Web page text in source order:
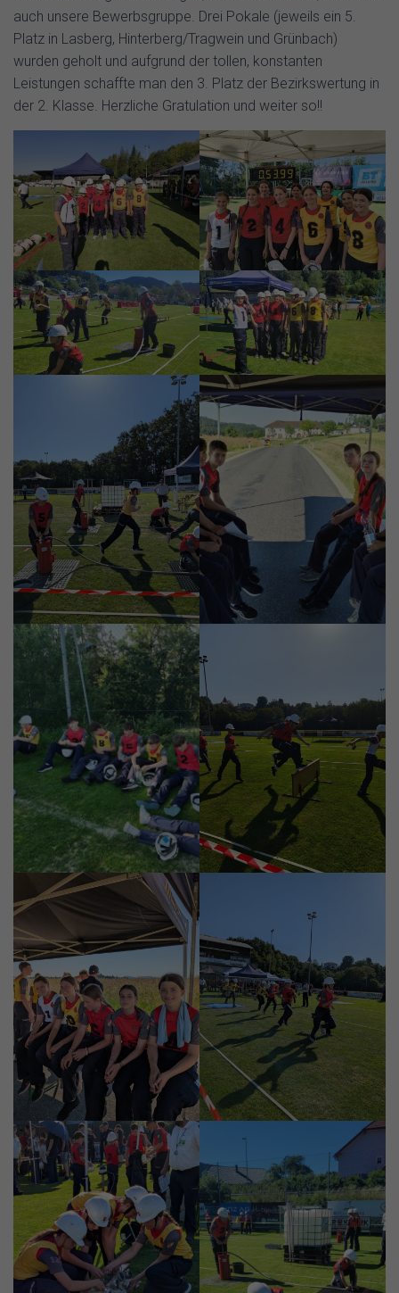
auch unsere Bewerbsgruppe. Drei Pokale (jeweils ein 5.
Platz in Lasberg, Hinterberg/Tragwein und Grünbach)
wurden geholt und aufgrund der tollen, konstanten
Leistungen schaffte man den 3. Platz der Bezirkswertung in
der 2. Klasse. Herzliche Gratulation und weiter so!!